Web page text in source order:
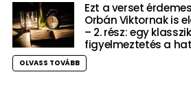
Ezt a verset
Orbán Viktornak is
– 2. rész: egy
figyelmeztetés a
OLVASS TOVÁBB